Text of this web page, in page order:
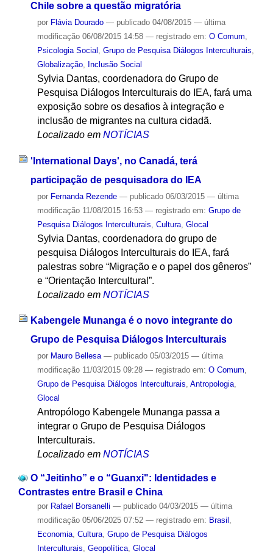
Chile sobre a questão migratória
por Flávia Dourado — publicado04/08/2015 — última
modificação06/08/2015 14:58 — registrado em: O Comum,
Psicologia Social , Grupo de Pesquisa Diálogos Interculturais,
Globalização, Inclusão Social
Sylvia Dantas, coordenadora do Grupo de
Pesquisa Diálogos Interculturais do IEA, fará uma
exposição sobre os desafios à integração e
inclusão de migrantes na cultura cidadã.
Localizado em NOTÍCIAS
'International Days', no Canadá, terá
participação de pesquisadora do IEA
por Fernanda Rezende — publicado06/03/2015 — última
modificação11/08/2015 16:53 — registrado em: Grupo de
Pesquisa Diálogos Interculturais Cultura, Glocal
Sylvia Dantas, coordenadora do grupo de
pesquisa Diálogos Interculturais do IEA, fará
palestras sobre “Migração e o papel dos gêneros”
e “Orientação Intercultural”.
Localizado em NOTÍCIAS
Kabengele Munanga é o novo integrante do
Grupo de Pesquisa Diálogos Interculturais
por Mauro Bellesa — publicado05/03/2015 — última
modificação11/03/2015 09:28 — registrado em: O Comum,
Grupo de Pesquisa Diálogos Interculturais, Antropologia,
Glocal
Antropólogo Kabengele Munanga passa a
integrar o Grupo de Pesquisa Diálogos
Interculturais.
Localizado em NOTÍCIAS
O “Jeitinho” e o “Guanxi": Identidades e
Contrastes entre Brasil e China
por Rafael Borsanelli — publicado04/03/2015 — última
modificação05/06/2025 07:52 — registrado em: Brasil ,
Economia, Cultura, Grupo de Pesquisa Diálogos
Interculturais, Geopolítica, Glocal